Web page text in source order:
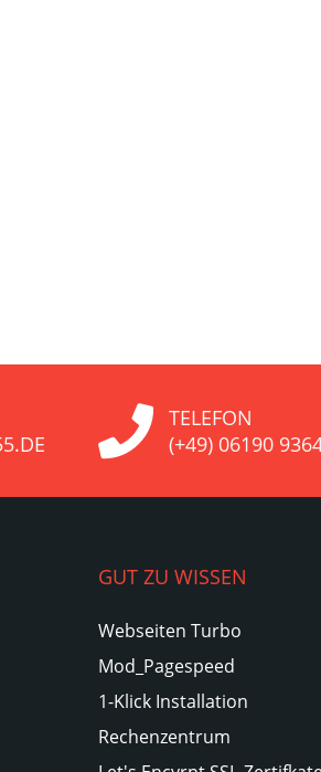
TELEFON
(+49) 06190
GUT ZU WISSEN
Webseiten Turbo
Mod_Pagespeed
1-Klick Installation
Rechenzentrum